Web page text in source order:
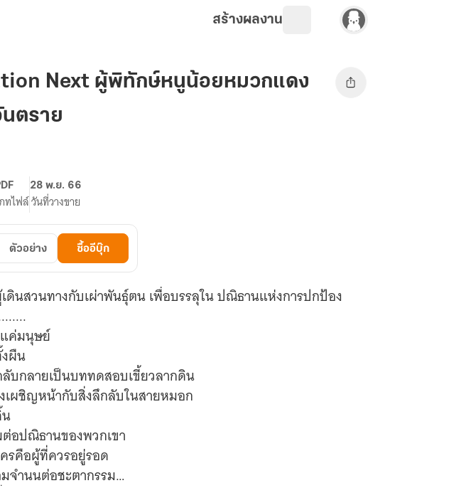
สร้างผลงาน
Next ผู้พิทักษ์หนูน้อยหมวกแดง
ตราย
ทไฟล์
28 พ.ย. 66
วันที่วางขาย
ตัวอย่าง ซื้ออีบุ๊ก
ดินสวนทางกับเผ่าพันธุ์ตน เพื่อบรรลุใน ปณิธานแห่งการปกป้อง
ค่มนุษย์
ผืน
บกลายเป็นบททดสอบเขี้ยวลากดิน
เผชิญหน้ากับสิ่งลึกลับในสายหมอก
อปณิธานของพวกเขา
รคือผู้ที่ควรอยู่รอด
จำนนต่อชะตากรรม